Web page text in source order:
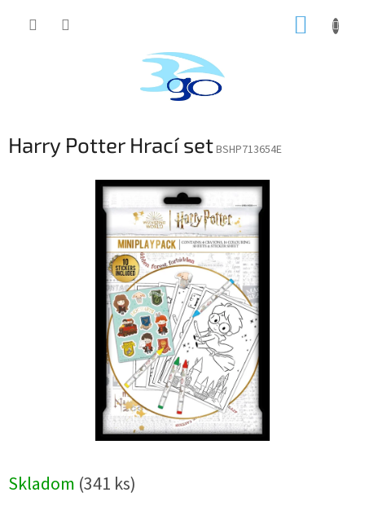
Harry Potter Hrací setBSHP713654E
Skladom (341 ks)